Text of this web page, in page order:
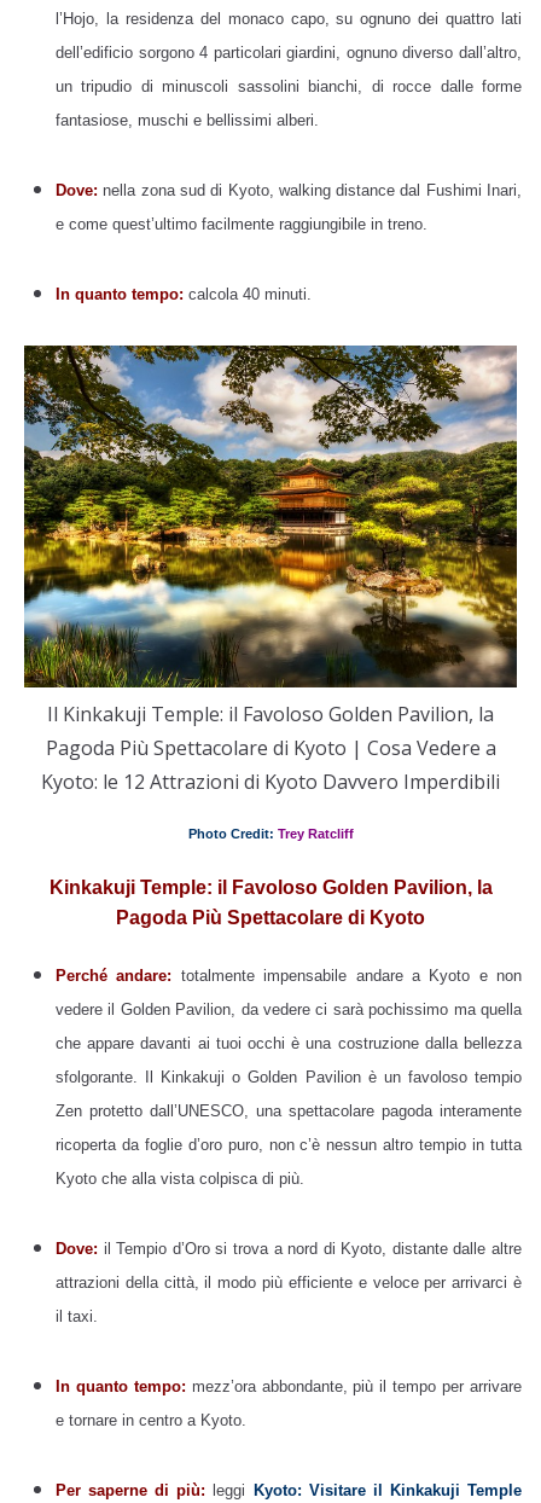
l’Hojo, la residenza del monaco capo, su ognuno dei quattro lati
dell’edificio sorgono 4 particolari giardini, ognuno diverso dall’altro,
un tripudio di minuscoli sassolini bianchi, di rocce dalle forme
fantasiose, muschi e bellissimi alberi.
Dove: nella zona sud di Kyoto, walking distance dal Fushimi Inari,
e come quest’ultimo facilmente raggiungibile in treno.
In quanto tempo: calcola 40 minuti.
Il Kinkakuji Temple: il Favoloso Golden Pavilion, la
Pagoda Più Spettacolare di Kyoto | Cosa Vedere a
Kyoto: le 12 Attrazioni di Kyoto Davvero Imperdibili
Photo Credit: Trey Ratcliff
Kinkakuji Temple: il Favoloso Golden Pavilion, la
Pagoda Più Spettacolare di Kyoto
Perché andare: totalmente impensabile andare a Kyoto e non
vedere il Golden Pavilion, da vedere ci sarà pochissimo ma quella
che appare davanti ai tuoi occhi è una costruzione dalla bellezza
sfolgorante. Il Kinkakuji o Golden Pavilion è un favoloso tempio
Zen protetto dall’UNESCO, una spettacolare pagoda interamente
ricoperta da foglie d’oro puro, non c’è nessun altro tempio in tutta
Kyoto che alla vista colpisca di più.
Dove: il Tempio d’Oro si trova a nord di Kyoto, distante dalle altre
attrazioni della città, il modo più efficiente e veloce per arrivarci è
il taxi.
In quanto tempo: mezz’ora abbondante, più il tempo per arrivare
e tornare in centro a Kyoto.
Per saperne di più: leggi
Kyoto: Visitare il Kinkakuji Temple